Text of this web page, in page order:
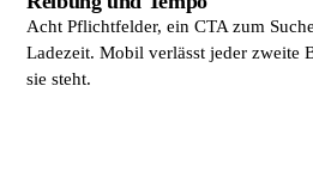
Acht Pflichtfelder, ein CTA zum
Ladezeit. Mobil verlässt jeder zweite
sie steht.